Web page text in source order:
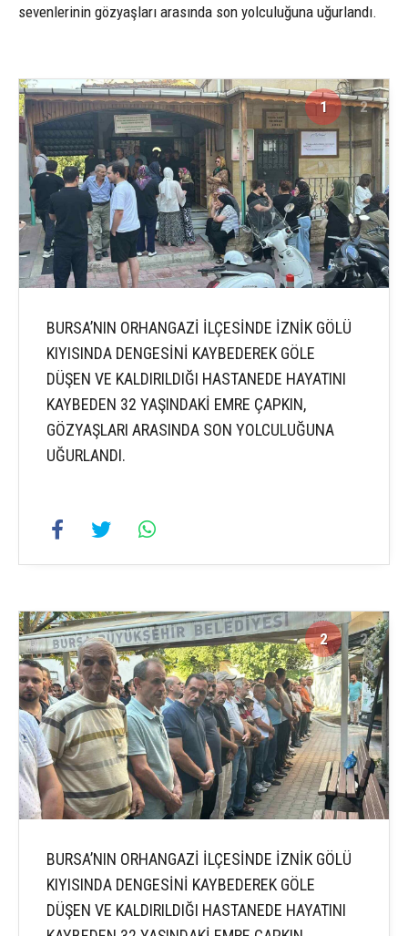
sevenlerinin gözyaşları arasında son yolculuğuna uğurlandı.
1 2
BURSA’NIN ORHANGAZİ İLÇESİNDE İZNİK GÖLÜ
KIYISINDA DENGESİNİ KAYBEDEREK GÖLE
DÜŞEN VE KALDIRILDIĞI HASTANEDE HAYATINI
KAYBEDEN 32 YAŞINDAKİ EMRE ÇAPKIN,
GÖZYAŞLARI ARASINDA SON YOLCULUĞUNA
UĞURLANDI.
2 2
BURSA’NIN ORHANGAZİ İLÇESİNDE İZNİK GÖLÜ
KIYISINDA DENGESİNİ KAYBEDEREK GÖLE
DÜŞEN VE KALDIRILDIĞI HASTANEDE HAYATINI